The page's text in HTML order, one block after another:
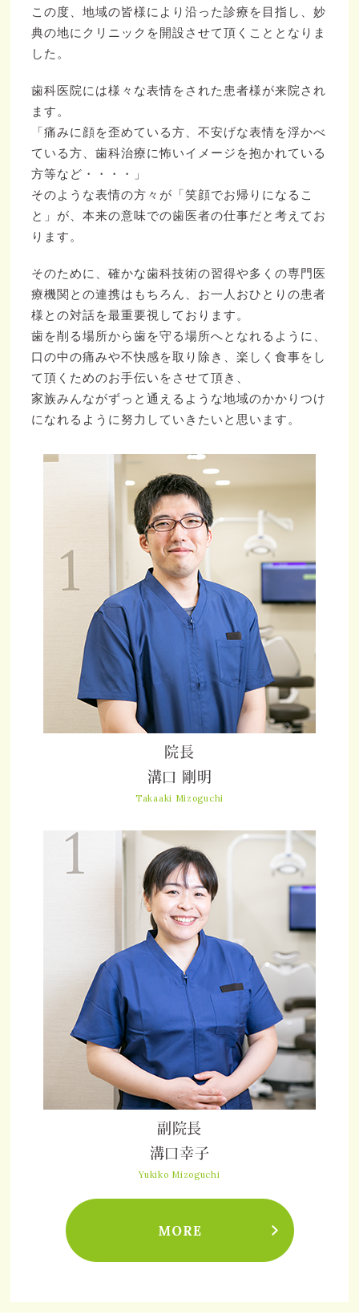
この度、地域の皆様により沿った診療を目指し、妙
典の地にクリニックを開設させて頂くこととなりま
した。
歯科医院には様々な表情をされた患者様が来院され
ます。
「痛みに顔を歪めている方、不安げな表情を浮かべ
ている方、歯科治療に怖いイメージを抱かれている
方等など・・・・」
そのような表情の方々が「笑顔でお帰りになるこ
と」が、本来の意味での歯医者の仕事だと考えてお
ります。
そのために、確かな歯科技術の習得や多くの専門医
療機関との連携はもちろん、お一人おひとりの患者
様との対話を最重要視しております。
歯を削る場所から歯を守る場所へとなれるように、
口の中の痛みや不快感を取り除き、楽しく食事をし
て頂くためのお手伝いをさせて頂き、
家族みんながずっと通えるような地域のかかりつけ
になれるように努力していきたいと思います。
院長
溝口 剛明
Takaaki Mizoguchi
副院長
溝口幸子
Yukiko Mizoguchi